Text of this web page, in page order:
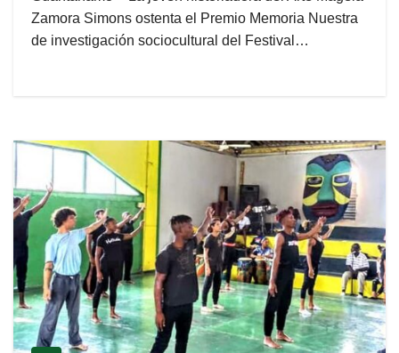
Zamora Simons ostenta el Premio Memoria Nuestra
de investigación sociocultural del Festival…